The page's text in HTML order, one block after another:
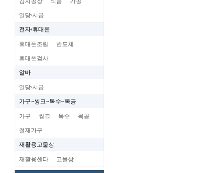
일당/시급
전자/휴대폰
휴대폰조립 반도체
휴대폰검사
알바
일당/시급
가구~씽크~목수~목공
가구 씽크 목수 목공
철재가구
재활용고물상
재활용센타 고물상